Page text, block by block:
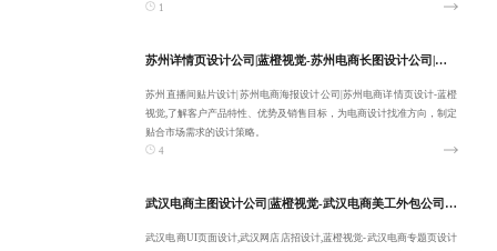
1
苏州详情页设计公司|蓝橙视觉-苏州电商长图设计公司|专注苏州直播间贴片设计-让客户省心
苏州直播间贴片设计|苏州电商海报设计公司|苏州电商详情页设计-蓝橙
视觉,了解客户产品特性、优势及销售目标，为电商设计找准方向，制定
贴合市场需求的设计策略。
4
武汉电商主图设计公司|蓝橙视觉-武汉电商美工外包公司|靠谱武汉电商UI页面设计-客户满意为止
武汉电商UI页面设计,武汉网店店招设计,蓝橙视觉-武汉电商专题页设计